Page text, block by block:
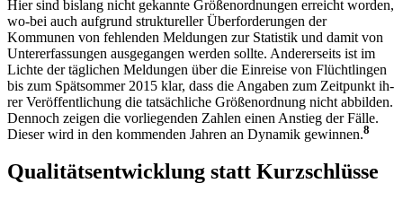
Hier sind bislang nicht gekannte ­Größenordnungen erreicht worden,
wo­-bei auch aufgrund struktureller Überforderungen der
Kommunen von fehlenden Meldungen zur Statistik und damit von
Untererfassungen ausgegangen werden sollte. Andererseits ist im
Lichte der ­täg­lichen Meldungen über die Einreise von Flüchtlingen
bis zum Spätsommer 2015 klar, dass die Angaben zum Zeitpunkt ih­
rer Veröffentlichung die tatsäch­liche Grö­ßenordnung nicht abbilden.
­Dennoch zeigen die vorliegenden Zahlen einen Anstieg der Fälle.
Dieser wird in den ­kommenden Jahren an Dynamik gewinnen.8
Qualitätsentwicklung statt Kurzschlüsse